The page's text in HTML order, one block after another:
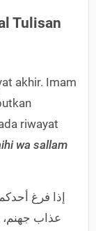
Tulisan
akhir. Imam
riwayat
wa sallam
إذا فرغ
عذاب جهنم،